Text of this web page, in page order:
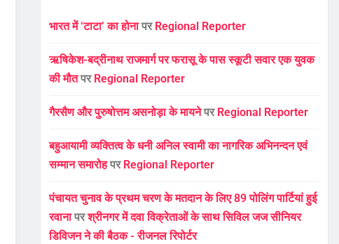
भारत में ‘टाटा’ का होनापर Regional Reporter
ऋषिकेश-बद्रीनाथ राजमार्ग पर फरासू के पास स्कूटी सवार एक युवक
की मौतपर Regional Reporter
गैरसैण और पुरुषोत्तम असनोड़ा के मायनेपर Regional Reporter
बहुआयामी व्यक्तित्व के धनी अनिल स्वामी का नागरिक अभिनन्दन एवं
सम्मान समारोहपर Regional Reporter
पंचायत चुनाव के प्रथम चरण के मतदान के लिए 89 पोलिंग पार्टियां हुई
रवानापरश्रीनगर में दवा विक्रेताओं के साथ सिविल जज सीनियर
डिविजन ने की बैठक - रीजनल रिपोर्टर